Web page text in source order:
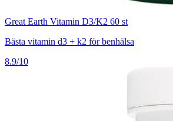
Great Earth Vitamin D3/K2 60 st
Bästa vitamin d3 + k2 för benhälsa
8.9/10